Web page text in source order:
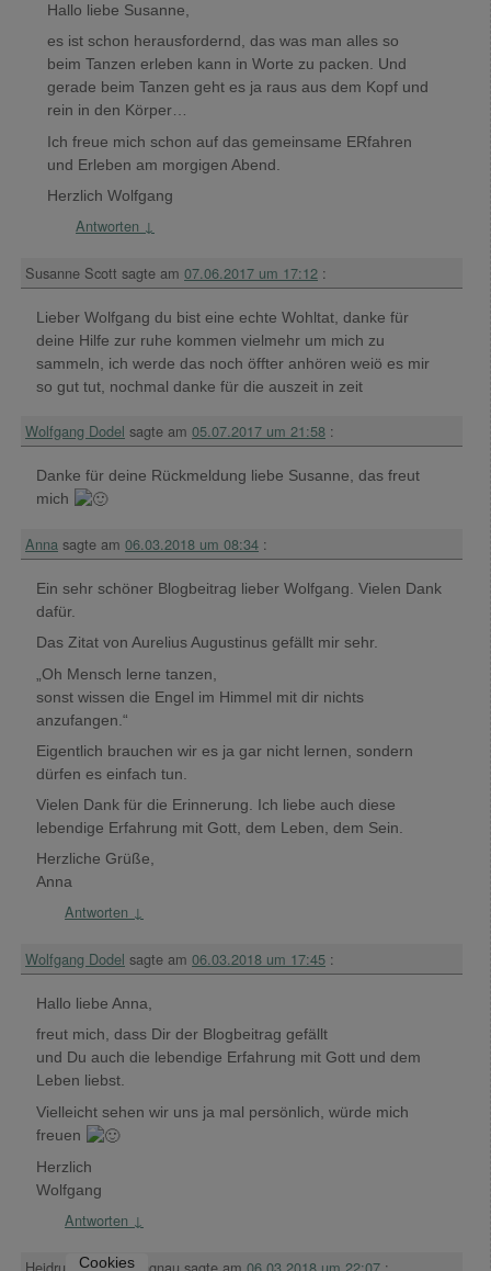
Hallo liebe Susanne,
es ist schon herausfordernd, das was man alles so
beim Tanzen erleben kann in Worte zu packen. Und
gerade beim Tanzen geht es ja raus aus dem Kopf und
rein in den Körper…
Ich freue mich schon auf das gemeinsame ERfahren
und Erleben am morgigen Abend.
Herzlich Wolfgang
Antworten ↓
Susanne Scott sagte am 07.06.2017 um 17:12 :
Lieber Wolfgang du bist eine echte Wohltat, danke für
deine Hilfe zur ruhe kommen vielmehr um mich zu
sammeln, ich werde das noch öffter anhören weiö es mir
so gut tut, nochmal danke für die auszeit in zeit
Wolfgang Dodel sagte am 05.07.2017 um 21:58 :
Danke für deine Rückmeldung liebe Susanne, das freut
mich
Anna sagte am 06.03.2018 um 08:34 :
Ein sehr schöner Blogbeitrag lieber Wolfgang. Vielen Dank
dafür.
Das Zitat von Aurelius Augustinus gefällt mir sehr.
„Oh Mensch lerne tanzen,
sonst wissen die Engel im Himmel mit dir nichts
anzufangen.“
Eigentlich brauchen wir es ja gar nicht lernen, sondern
dürfen es einfach tun.
Vielen Dank für die Erinnerung. Ich liebe auch diese
lebendige Erfahrung mit Gott, dem Leben, dem Sein.
Herzliche Grüße,
Anna
Antworten ↓
Wolfgang Dodel sagte am 06.03.2018 um 17:45 :
Hallo liebe Anna,
freut mich, dass Dir der Blogbeitrag gefällt
und Du auch die lebendige Erfahrung mit Gott und dem
Leben liebst.
Vielleicht sehen wir uns ja mal persönlich, würde mich
freuen
Herzlich
Wolfgang
Antworten ↓
Cookies